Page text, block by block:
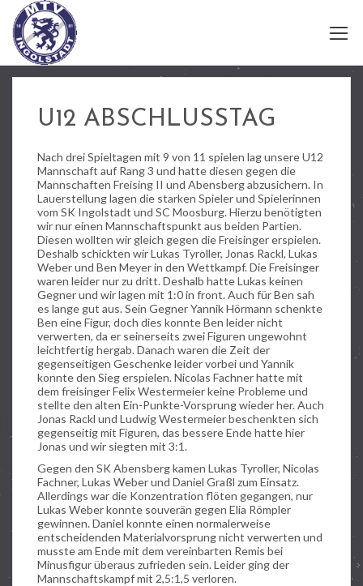
U12 ABSCHLUSSTAG
Nach drei Spieltagen mit 9 von 11 spielen lag unsere U12
Mannschaft auf Rang 3 und hatte diesen gegen die
Mannschaften Freising II und Abensberg abzusichern. In
Lauerstellung lagen die starken Spieler und Spielerinnen
vom SK Ingolstadt und SC Moosburg. Hierzu benötigten
wir nur einen Mannschaftspunkt aus beiden Partien.
Diesen wollten wir gleich gegen die Freisinger erspielen.
Deshalb schickten wir Lukas Tyroller, Jonas Rackl, Lukas
Weber und Ben Meyer in den Wettkampf. Die Freisinger
waren leider nur zu dritt. Deshalb hatte Lukas keinen
Gegner und wir lagen mit 1:0 in front. Auch für Ben sah
es lange gut aus. Sein Gegner Yannik Hörmann schenkte
Ben eine Figur, doch dies konnte Ben leider nicht
verwerten, da er seinerseits zwei Figuren ungewohnt
leichtfertig hergab. Danach waren die Zeit der
gegenseitigen Geschenke leider vorbei und Yannik
konnte den Sieg erspielen. Nicolas Fachner hatte mit
dem freisinger Felix Westermeier keine Probleme und
stellte den alten Ein-Punkte-Vorsprung wieder her. Auch
Jonas Rackl und Ludwig Westermeier beschenkten sich
gegenseitig mit Figuren, das bessere Ende hatte hier
Jonas und wir siegten mit 3:1.
Gegen den SK Abensberg kamen Lukas Tyroller, Nicolas
Fachner, Lukas Weber und Daniel Graßl zum Einsatz.
Allerdings war die Konzentration flöten gegangen, nur
Lukas Weber konnte souverän gegen Elia Römpler
gewinnen. Daniel konnte einen normalerweise
entscheidenden Materialvorsprung nicht verwerten und
musste am Ende mit dem vereinbarten Remis bei
Minusfigur überaus zufrieden sein. Leider ging der
Mannschaftskampf mit 2,5:1,5 verloren.